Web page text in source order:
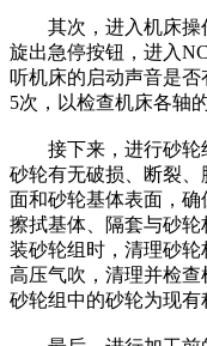
其次，进入机床操作
旋出急停按钮，进入
听机床的启动声音是
5次，以检查机床各轴
接下来，进行砂轮
砂轮有无破损、断裂
面和砂轮基体表面，
擦拭基体、隔套与砂
装砂轮组时，清理砂
高压气吹，清理并检
砂轮组中的砂轮为现有